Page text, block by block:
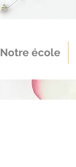
Notre école